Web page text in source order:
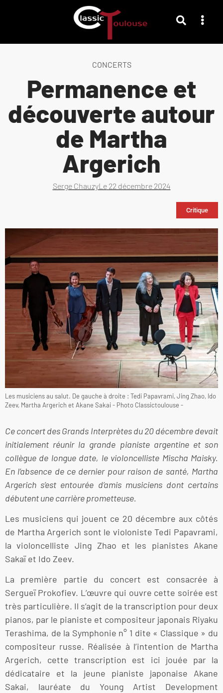
CONCERTS
Permanence et
découverte autour
de Martha
Argerich
Serge ChauzyLe 22 décembre 2024
Critique
Les musiciens au salut. De gauche à droite : Tedi Papavrami, Jing Zhao, Ido
Zeev, Martha Argerich et Akane Sakai - Photo Classictoulouse -
Ce concert des Grands Interprètes du 20 décembre devait
initialement réunir la grande pianiste argentine et son
collègue de longue date, le violoncelliste Mischa Maisky.
En l’absence de ce dernier pour raison de santé, Martha
Argerich s’est entourée d’amis musiciens dont certains
débutent une carrière prometteuse.
Les musiciens qui jouent ce 20 décembre aux côtés
de Martha Argerich sont le violoniste Tedi Papavrami,
la violoncelliste Jing Zhao et les pianistes Akane
Sakaï et Ido Zeev.
La première partie du concert est consacrée à
Sergueï Prokofiev. L’œuvre qui ouvre cette soirée est
très particulière. Il s’agit de la transcription pour deux
pianos, par le pianiste et compositeur japonais Riyaku
Terashima, de la Symphonie n° 1 dite « Classique » du
compositeur russe. Réalisée à l’intention de Martha
Argerich, cette transcription est ici jouée par la
dédicataire et la jeune pianiste japonaise Akane
Sakai, lauréate du Young Artist Development